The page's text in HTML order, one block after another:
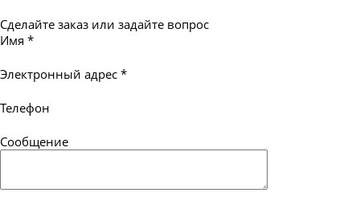
Сделайте заказ или задайте вопрос
Имя *
Электронный адрес *
Телефон
Сообщение